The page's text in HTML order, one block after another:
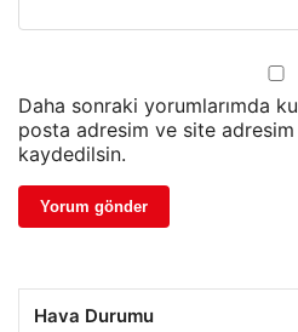
Daha sonraki yorumlarımda
posta adresim ve site adresim
kaydedilsin.
Hava Durumu